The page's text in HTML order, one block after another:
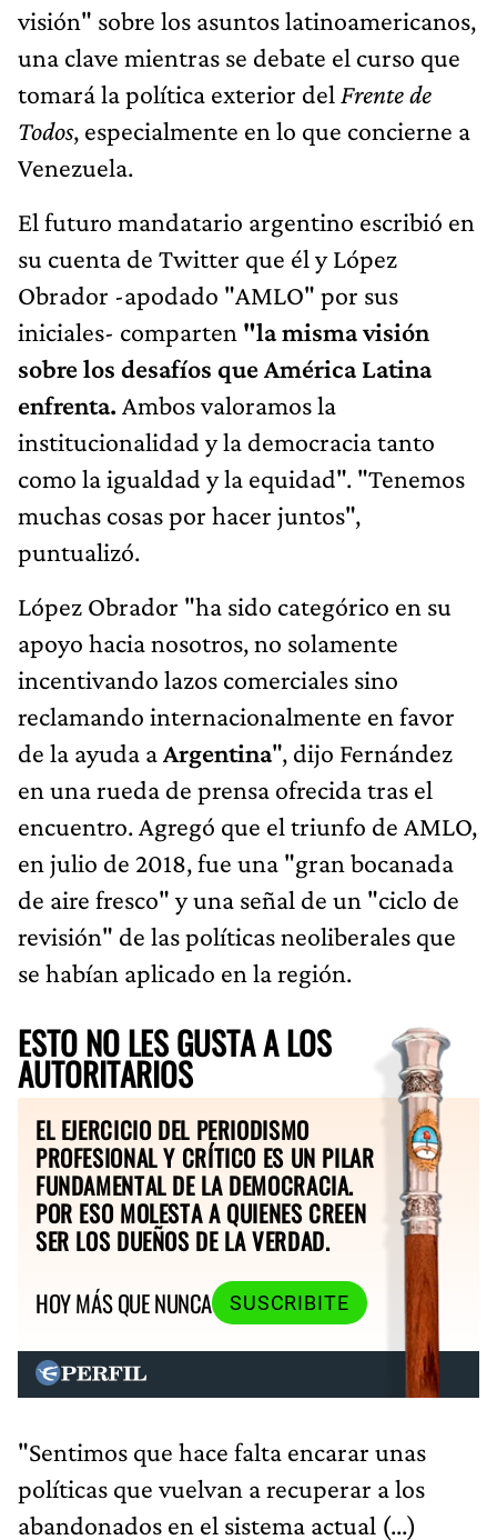
visión" sobre los asuntos latinoamericanos,
una clave mientras se debate el curso que
tomará la política exterior del Frente de
Todos, especialmente en lo que concierne a
Venezuela.
El futuro mandatario argentino escribió en
su cuenta de Twitter que él y López
Obrador -apodado "AMLO" por sus
iniciales- comparten "la misma visión
sobre los desafíos que América Latina
enfrenta. Ambos valoramos la
institucionalidad y la democracia tanto
como la igualdad y la equidad". "Tenemos
muchas cosas por hacer juntos",
puntualizó.
López Obrador "ha sido categórico en su
apoyo hacia nosotros, no solamente
incentivando lazos comerciales sino
reclamando internacionalmente en favor
de la ayuda aArgentina", dijo Fernández
en una rueda de prensa ofrecida tras el
encuentro. Agregó que el triunfo de AMLO,
en julio de 2018, fue una "gran bocanada
de aire fresco" y una señal de un "ciclo de
revisión" de las políticas neoliberales que
se habían aplicado en la región.
ESTO NO LES GUSTA A LOS
AUTORITARIOS
EL EJERCICIO DEL PERIODISMO
PROFESIONAL Y CRÍTICO ES UN PILAR
FUNDAMENTAL DE LA DEMOCRACIA.
POR ESO MOLESTA A QUIENES CREEN
SER LOS DUEÑOS DE LA VERDAD.
HOY MÁS QUE NUNCA
SUSCRIBITE
"Sentimos que hace falta encarar unas
políticas que vuelvan a recuperar a los
abandonados en el sistema actual (...)